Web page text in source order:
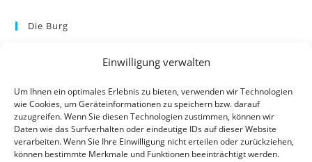
Einwilligung verwalten
Um Ihnen ein optimales Erlebnis zu bieten, verwenden wir Technologien
wie Cookies, um Geräteinformationen zu speichern bzw. darauf
zuzugreifen. Wenn Sie diesen Technologien zustimmen, können wir
Daten wie das Surfverhalten oder eindeutige IDs auf dieser Website
verarbeiten. Wenn Sie Ihre Einwilligung nicht erteilen oder zurückziehen,
können bestimmte Merkmale und Funktionen beeinträchtigt werden.
Die Burg